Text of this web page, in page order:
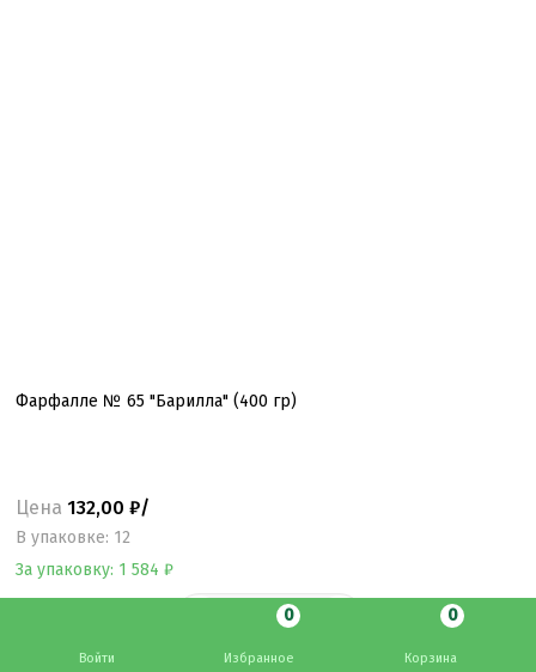
Войти Избранное
0 0
Корзина
Фарфалле № 65 "Барилла" (400 гр)
Цена 132,00 ₽/
B упаковке: 12
За упаковку: 1 584 ₽